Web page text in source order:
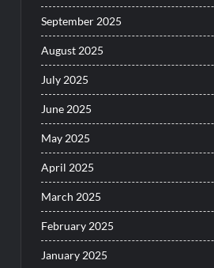
September 2025
August 2025
July 2025
June 2025
May 2025
April 2025
March 2025
February 2025
January 2025